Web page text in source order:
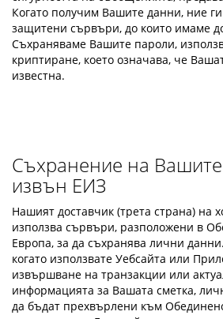
Когато получим Вашите данни, ние
защитени сървъри, до които имаме
Съхраняваме Вашите пароли,
криптиране, което означава, че
известна.
Съхранение на
извън ЕИЗ
Нашият доставчик (трета страна) на
използва сървъри, разположени в
Европа, за да съхранява лични
когато използвате Уебсайта или
извършване на транзакции или
информацията за Вашата сметка,
да бъдат прехвърлени към